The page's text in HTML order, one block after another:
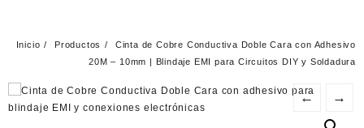
Inicio Productos
Cinta de Cobre Conductiva Doble Cara con Adhesivo
20M – 10mm | Blindaje EMI para Circuitos DIY y Soldadura
← →